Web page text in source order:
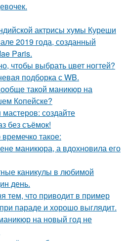
актрисы хумы Куреши
2019 года, созданный
Paris.
чтобы выбрать цвет ногтей?
подборка с WB.
такой маникюр на
Копейске?
создайте
без съёмок!
такое:
маникюра, а вдохновила его
каникулы в любимой
день.
тем, что приводит в пример
параде и хорошо выглядит.
на новый год не